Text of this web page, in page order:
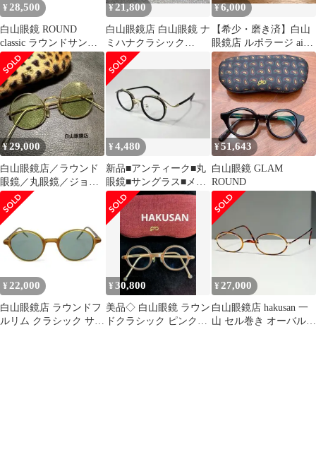
¥ 28,500
白山眼鏡 ROUND
classic ラウンドサング
ラス ブラウン×ブラッ
ク
¥21,800
白山眼鏡店 白山眼鏡 ナ
ミハナクラシック
ROUND メガネ サング
ラス
¥6,000
【希少・磨き済】白山
眼鏡店 ルポラージ aiko
着用モデル レアセルフ
レーム
¥29,000
白山眼鏡店／ラウンド
眼鏡／丸眼鏡／ジョン
レノン／ヴィンテージ
¥4,480
新品■アンティーク■丸
眼鏡■サングラス■メガ
ネ■ラウンド■レトロ■
ゴールドB
¥51,643
白山眼鏡 GLAM
ROUND
¥ 22,000
白山眼鏡店 ラウンドフ
ルリム クラシック サン
¥30,800
美品◇ 白山眼鏡 ラウン
ドクラシック ピンクジ
¥27,000
白山眼鏡店 hakusan 一
山 セル巻き オーバル型